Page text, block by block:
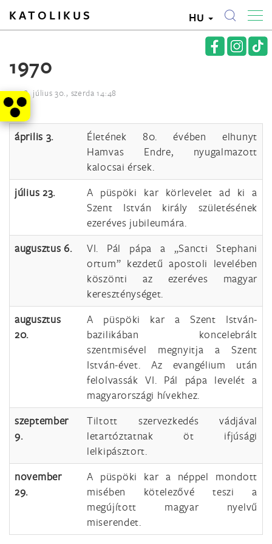
KATOLIKUS HU
1970
2008. július 30., szerda 14:48
április 3.
Életének 80. évében elhunyt
Hamvas Endre, nyugalmazott
kalocsai érsek.
július 23.
A püspöki kar körlevelet ad ki a
Szent István király születésének
ezeréves jubileumára.
augusztus 6.
VI. Pál pápa a „Sancti Stephani
ortum” kezdetű apostoli levelében
köszönti az ezeréves magyar
kereszténységet.
augusztus
20.
A püspöki kar a Szent István-
bazilikában koncelebrált
szentmisével megnyitja a Szent
István-évet. Az evangélium után
felolvassák VI. Pál pápa levelét a
magyarországi hívekhez.
szeptember
9.
Tiltott szervezkedés vádjával
letartóztatnak öt ifjúsági
lelkipásztort.
november
29.
A püspöki kar a néppel mondott
misében kötelezővé teszi a
megújított magyar nyelvű
miserendet.